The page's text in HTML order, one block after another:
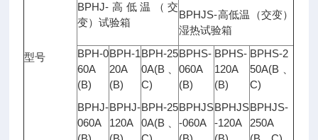
型号
BPHJ-高低温（交
变）试验箱
BPHJS-高低温（交变）
湿热试验箱
BPH-0
60A
(B)
BPHJ-
060A
BPH-1
20A
(B)
BPHJ-
120A
BPH-25
0A(B、
C)
BPH-25
0A(B、
BPHS-
060A
(B)
BPHJS
-060A
BPHS-
120A
(B)
BPHJS
-120A
BPHS-2
50A(B、
C)
BPHJS-
250A